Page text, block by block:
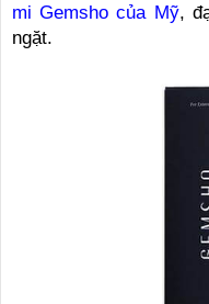
mi Gemsho của Mỹ,
ngặt.